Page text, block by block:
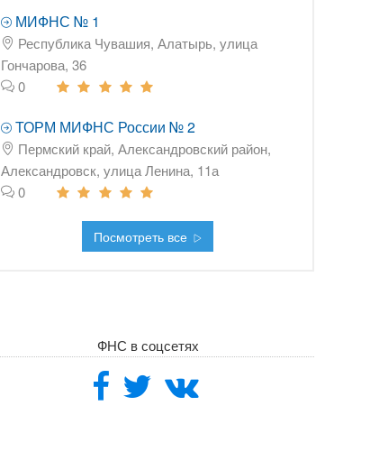
МИФНС № 1
Республика Чувашия, Алатырь, улица
Гончарова, 36
0
ТОРМ МИФНС России № 2
Пермский край, Александровский район,
Александровск, улица Ленина, 11а
0
Посмотреть все
ФНС в соцсетях